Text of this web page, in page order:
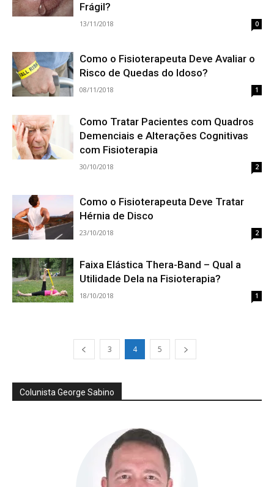
Frágil?
13/11/2018 0
Como o Fisioterapeuta Deve Avaliar o
Risco de Quedas do Idoso?
08/11/2018 1
Como Tratar Pacientes com Quadros
Demenciais e Alterações Cognitivas
com Fisioterapia
30/10/2018 2
Como o Fisioterapeuta Deve Tratar
Hérnia de Disco
23/10/2018 2
Faixa Elástica Thera-Band – Qual a
Utilidade Dela na Fisioterapia?
18/10/2018 1
3 4 5
Colunista George Sabino